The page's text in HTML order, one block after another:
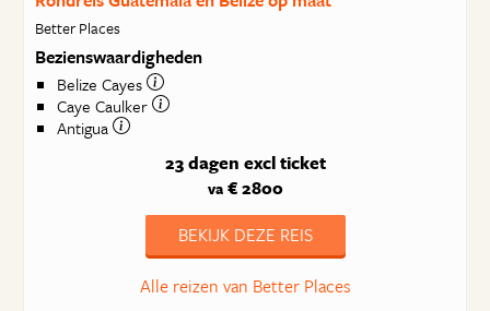
Better Places
Bezienswaardigheden
Belize Cayes
Caye Caulker
Antigua
23 dagen excl ticket
va€ 2800
BEKIJK DEZE REIS
Alle reizen van Better Places